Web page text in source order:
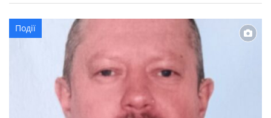
Різниченко народився 10 серпня 1967 року в місті
Дніпропетровськ. Із 1977 року проживав в Олександрії.
Середню освіту здобув у школі №2. Продовжив […]
Події